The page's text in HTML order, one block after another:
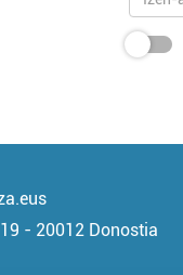
- 20012 Donostia